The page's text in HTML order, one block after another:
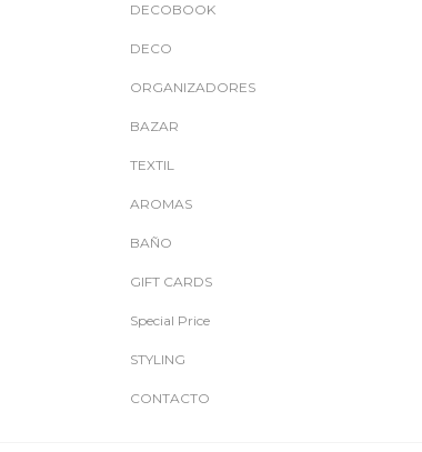
DECOBOOK
DECO
ORGANIZADORES
BAZAR
TEXTIL
AROMAS
BAÑO
GIFT CARDS
Special Price
STYLING
CONTACTO